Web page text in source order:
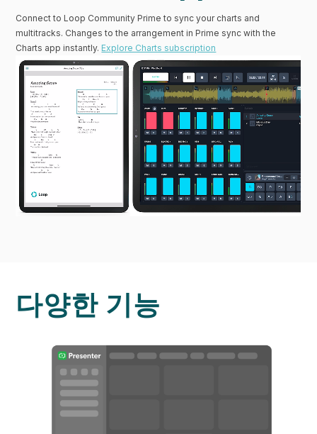
Connect to Loop Community Prime to sync your charts and
multitracks. Changes to the arrangement in Prime sync with the
Charts app instantly. Explore Charts subscription
다양한 기능